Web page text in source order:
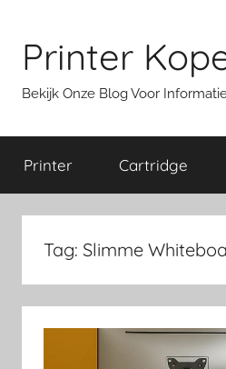
inhoud
Printer
Bekijk Onze Blog Voor
Printer Cartridge
Tag: Slimme